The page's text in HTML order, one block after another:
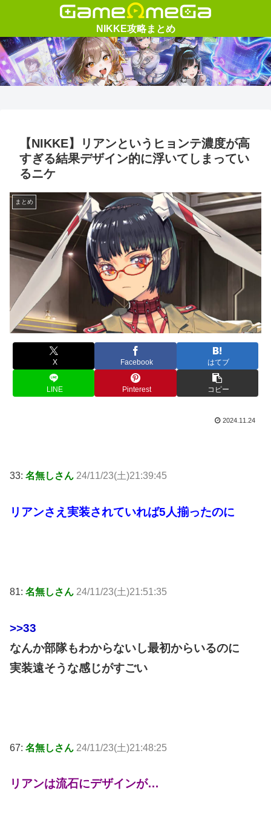
【NIKKE】リアンというヒョンテ濃度が高
すぎる結果デザイン的に浮いてしまってい
るニケ
まとめ
X Facebook はてブ
LINE Pinterest コピー
2024.11.24
33: 名無しさん 24/11/23(土)21:39:45
リアンさえ実装されていれば5人揃ったのに
81: 名無しさん 24/11/23(土)21:51:35
>>33
なんか部隊もわからないし最初からいるのに
実装遠そうな感じがすごい
67: 名無しさん 24/11/23(土)21:48:25
リアンは流石にデザインが…